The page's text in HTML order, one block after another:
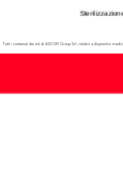
Tutti i contenuti dei siti di ASCOR Group Srl, relativi a dispositivi